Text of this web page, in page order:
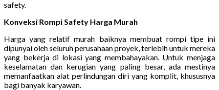
safety.
Konveksi Rompi Safety Harga Murah
Harga yang relatif murah baiknya membuat rompi tipe ini
dipunyai oleh seluruh perusahaan proyek, terlebih untuk mereka
yang bekerja di lokasi yang membahayakan. Untuk menjaga
keselamatan dan kerugian yang paling besar, ada mestinya
memanfaatkan alat perlindungan diri yang komplit, khususnya
bagi banyak karyawan.